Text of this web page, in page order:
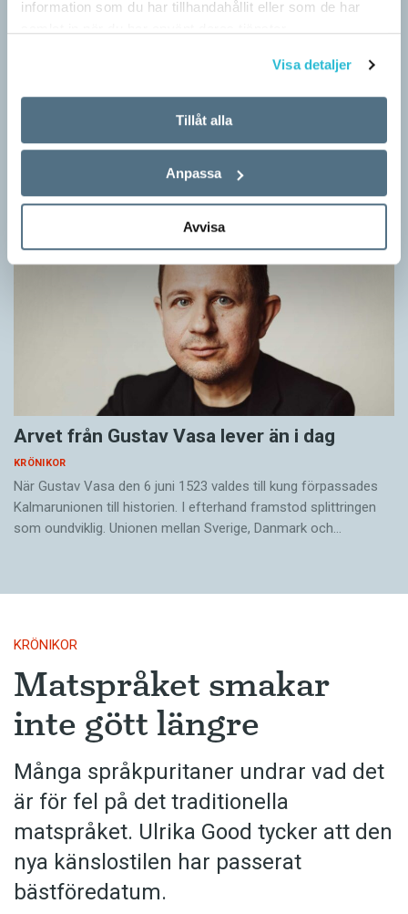
information som du har tillhandahållit eller som de har
Visa detaljer
Tillåt alla
Anpassa
Avvisa
Rör inte mitt asså!
Vet ni vad småord är? Ja, det är små ord. Låt mig förklara vad
Arvet från Gustav Vasa lever än i dag
KRÖNIKOR
När Gustav Vasa den 6 juni 1523 ­valdes till kung förpassades
Kalmar­unionen till historien. I efterhand framstod splittringen
som ound­viklig. ­Unionen ­mellan Sverige, Danmark och…
KRÖNIKOR
Matspråket smakar
inte gött längre
Många språkpuritaner undrar vad det
är för fel på det traditionella
matspråket. Ulrika Good tycker att den
nya känslostilen har passerat
bästföredatum.